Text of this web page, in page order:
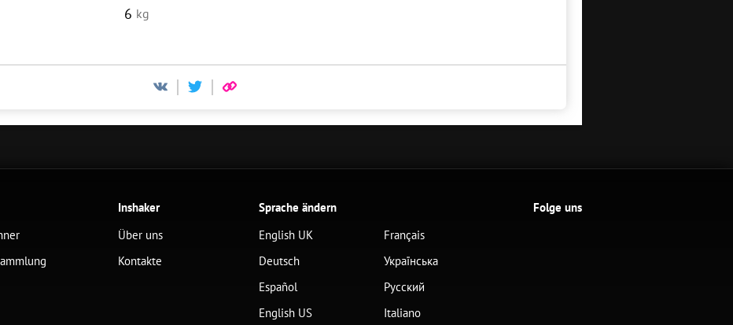
6 kg
Inshaker
Über uns
Kontakte
Sprache ändern
English UK
Deutsch
Español
English US
Français
Українська
Русский
Italiano
Folge uns